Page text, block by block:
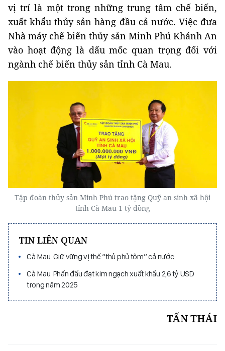
vị trí là một trong những trung tâm chế biến,
xuất khẩu thủy sản hàng đầu cả nước. Việc đưa
Nhà máy chế biến thủy sản Minh Phú Khánh An
vào hoạt động là dấu mốc quan trọng đối với
ngành chế biến thủy sản tỉnh Cà Mau.
Tập đoàn thủy sản Minh Phú trao tặng Quỹ an sinh xã hội
tỉnh Cà Mau 1 tỷ đồng
TIN LIÊN QUAN
Cà Mau: Giữ vững vị thế “thủ phủ tôm” cả nước
Cà Mau: Phấn đấu đạt kim ngạch xuất khẩu 2,6 tỷ USD
trong năm 2025
TẤN THÁI